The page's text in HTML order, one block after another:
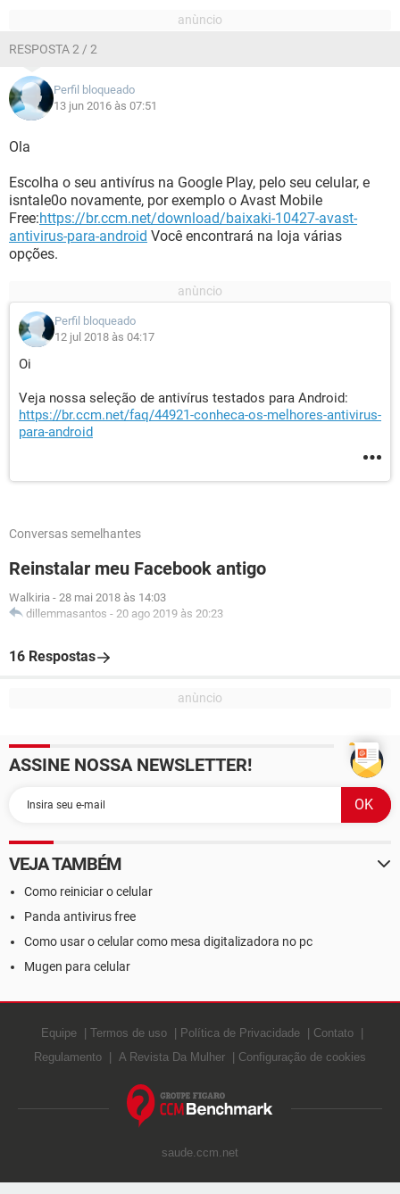
RESPOSTA 2 / 2
Perfil bloqueado
13 jun 2016 às 07:51
Ola
Escolha o seu antivírus na Google Play, pelo seu celular, e
isntale0o novamente, por exemplo o Avast Mobile
Free:https://br.ccm.net/download/baixaki-10427-avast-
antivirus-para-android Você encontrará na loja várias
opções.
Perfil bloqueado
12 jul 2018 às 04:17
Oi
Veja nossa seleção de antivírus testados para Android:
https://br.ccm.net/faq/44921-conheca-os-melhores-antivirus-
para-android
Conversas semelhantes
Reinstalar meu Facebook antigo
Walkiria - 28 mai 2018 às 14:03
dillemmasantos - 20 ago 2019 às 20:23
16 Respostas
ASSINE NOSSA NEWSLETTER!
VEJA TAMBÉM
Como reiniciar o celular
Panda antivirus free
Como usar o celular como mesa digitalizadora no pc
Mugen para celular
Equipe Termos de uso Política de Privacidade
Contato
Regulamento
A Revista Da Mulher Configuração de cookies
saude.ccm.net